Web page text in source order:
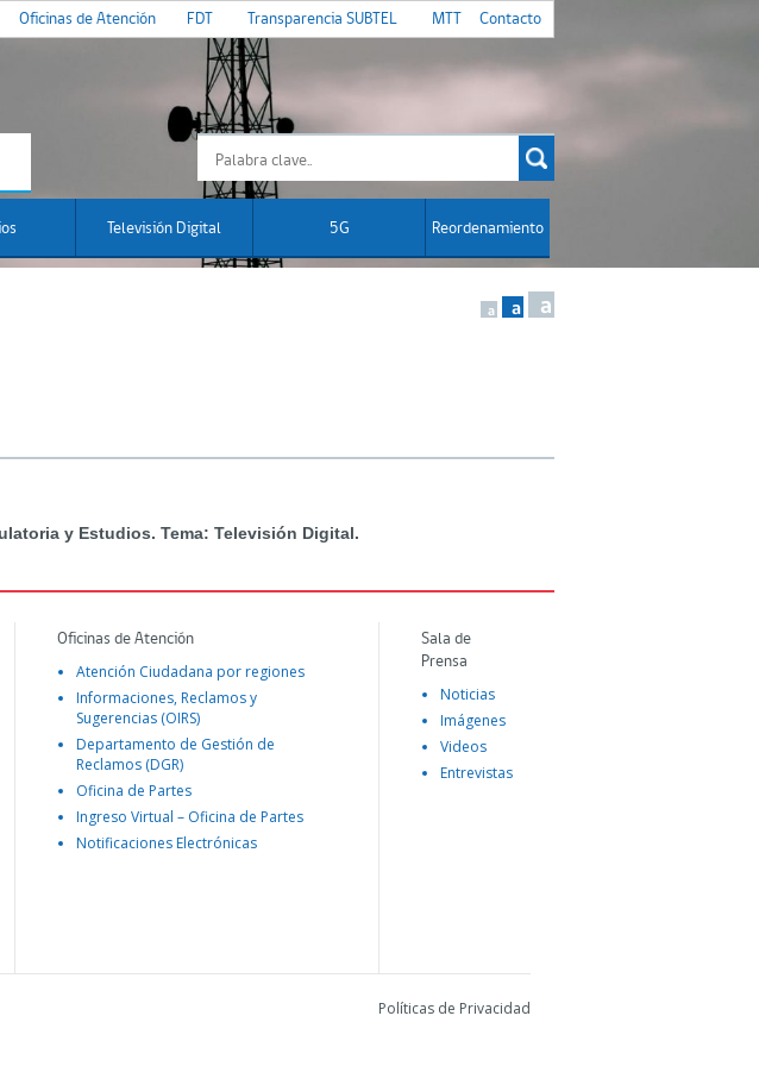
Oficinas de Atención FDT Transparencia SUBTEL MTT Contacto
Televisión Digital 5G Reordenamiento
a a a
y Estudios. Tema: Televisión Digital.
Oficinas de Atención
Atención Ciudadana por regiones
Informaciones, Reclamos y
Sugerencias (OIRS)
Departamento de Gestión de
Reclamos (DGR)
Oficina de Partes
Ingreso Virtual – Oficina de Partes
Notificaciones Electrónicas
Sala de
Prensa
Noticias
Imágenes
Videos
Entrevistas
Políticas de Privacidad